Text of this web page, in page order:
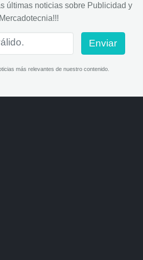
últimas noticias sobre Publicidad y
Mercadotecnia!!!
Enviar
más relevantes de nuestro contenido.